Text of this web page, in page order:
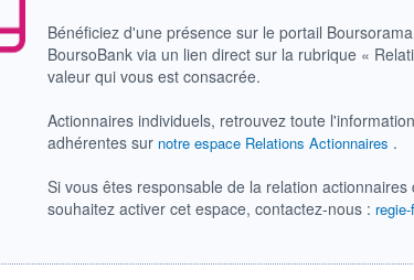
Bénéficiez d'une présence sur le portail
BoursoBank via un lien direct sur la rubrique «
valeur qui vous est consacrée.
Actionnaires individuels, retrouvez toute
adhérentes sur notre espace Relations Actionnaires .
Si vous êtes responsable de la relation
souhaitez activer cet espace, contactez-nous :